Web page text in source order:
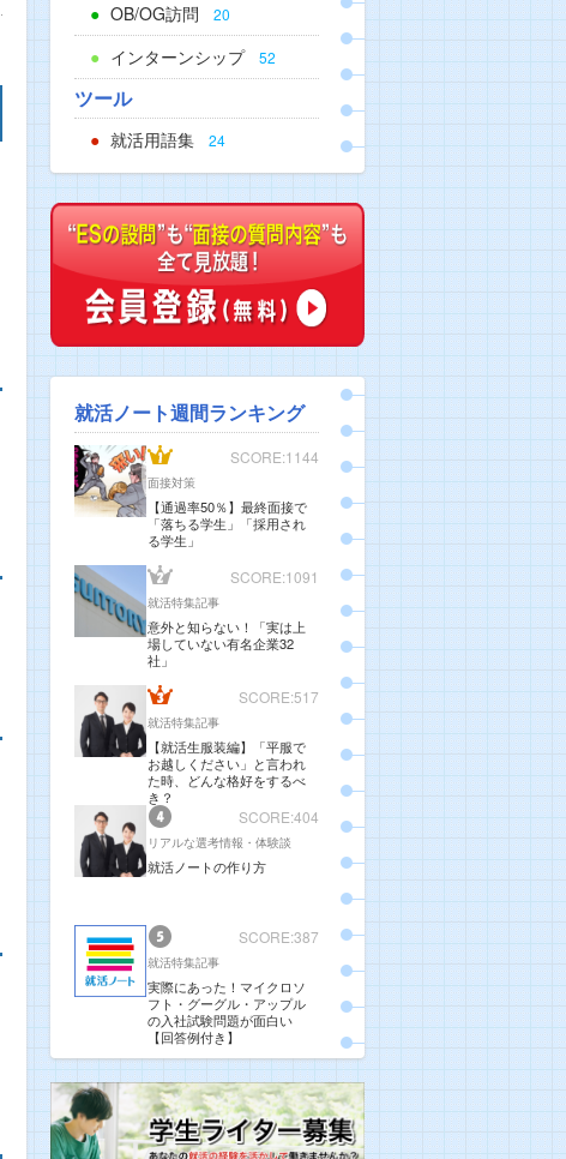
OB/OG訪問 20
インターンシップ 52
ツール
就活用語集 24
就活ノート週間ランキング
SCORE:1144
面接対策
【通過率50％】最終面接で
「落ちる学生」「採用され
る学生」
SCORE:1091
就活特集記事
意外と知らない！「実は上
場していない有名企業32
社」
SCORE:517
就活特集記事
【就活生服装編】「平服で
お越しください」と言われ
た時、どんな格好をするべ
き？
SCORE:404
リアルな選考情報・体験談
就活ノートの作り方
SCORE:387
就活特集記事
実際にあった！マイクロソ
フト・グーグル・アップル
の入社試験問題が面白い
【回答例付き】